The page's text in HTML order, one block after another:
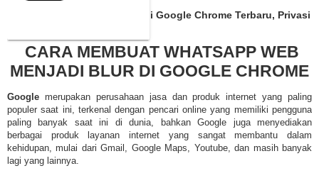
Cara Membuat Wa Web Blur di Google Chrome Terbaru, Privasi
CARA MEMBUAT WHATSAPP WEB
MENJADI BLUR DI GOOGLE CHROME
Google merupakan perusahaan jasa dan produk internet yang paling
populer saat ini, terkenal dengan pencari online yang memiliki pengguna
paling banyak saat ini di dunia, bahkan Google juga menyediakan
berbagai produk layanan internet yang sangat membantu dalam
kehidupan, mulai dari Gmail, Google Maps, Youtube, dan masih banyak
lagi yang lainnya.